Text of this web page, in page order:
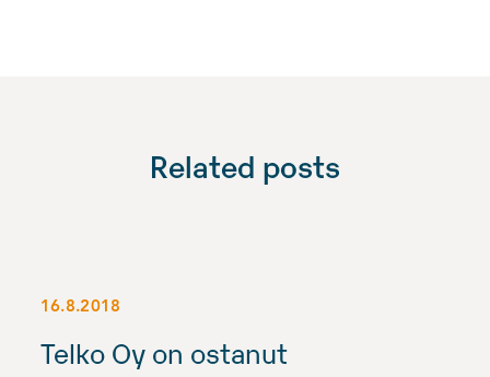
Related posts
16.8.2018
Telko Oy on ostanut